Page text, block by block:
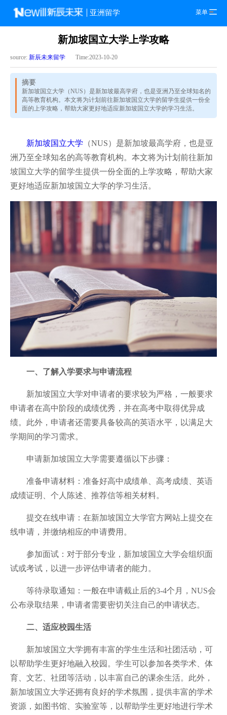
亚洲留学 菜单
新加坡国立大学上学攻略
source: 新辰未来留学 Time:2023-10-20
摘要
新加坡国立大学（NUS）是新加坡最高学府，也是亚洲乃至全球知名的
高等教育机构。本文将为计划前往新加坡国立大学的留学生提供一份全
面的上学攻略，帮助大家更好地适应新加坡国立大学的学习生活。
新加坡国立大学 （NUS）是新加坡最高学府，也是亚
洲乃至全球知名的高等教育机构。本文将为计划前往新加
坡国立大学的留学生提供一份全面的上学攻略，帮助大家
更好地适应新加坡国立大学的学习生活。
一、了解入学要求与申请流程
新加坡国立大学对申请者的要求较为严格，一般要求
申请者在高中阶段的成绩优秀，并在高考中取得优异成
绩。此外，申请者还需要具备较高的英语水平，以满足大
学期间的学习需求。
申请新加坡国立大学需要遵循以下步骤：
准备申请材料：准备好高中成绩单、高考成绩、英语
成绩证明、个人陈述、推荐信等相关材料。
提交在线申请：在新加坡国立大学官方网站上提交在
线申请，并缴纳相应的申请费用。
参加面试：对于部分专业，新加坡国立大学会组织面
试或考试，以进一步评估申请者的能力。
等待录取通知：一般在申请截止后的3-4个月，NUS会
公布录取结果，申请者需要密切关注自己的申请状态。
二、适应校园生活
新加坡国立大学拥有丰富的学生生活和社团活动，可
以帮助学生更好地融入校园。学生可以参加各类学术、体
育、文艺、社团等活动，以丰富自己的课余生活。此外，
新加坡国立大学还拥有良好的学术氛围，提供丰富的学术
资源，如图书馆、实验室等，以帮助学生更好地进行学术